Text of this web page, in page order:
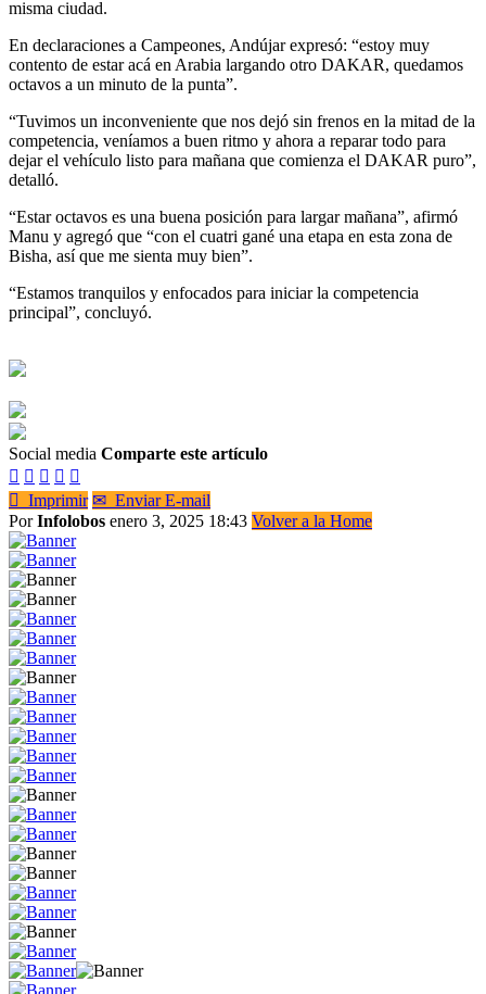
misma ciudad.
En declaraciones a Campeones, Andújar expresó: “estoy muy
contento de estar acá en Arabia largando otro DAKAR, quedamos
octavos a un minuto de la punta”.
“Tuvimos un inconveniente que nos dejó sin frenos en la mitad de la
competencia, veníamos a buen ritmo y ahora a reparar todo para
dejar el vehículo listo para mañana que comienza el DAKAR puro”,
detalló.
“Estar octavos es una buena posición para largar mañana”, afirmó
Manu y agregó que “con el cuatri gané una etapa en esta zona de
Bisha, así que me sienta muy bien”.
“Estamos tranquilos y enfocados para iniciar la competencia
principal”, concluyó.
Social media Comparte este artículo
    
 Imprimir ✉ Enviar E-mail
PorInfolobos enero 3, 2025 18:43 Volver a la Home